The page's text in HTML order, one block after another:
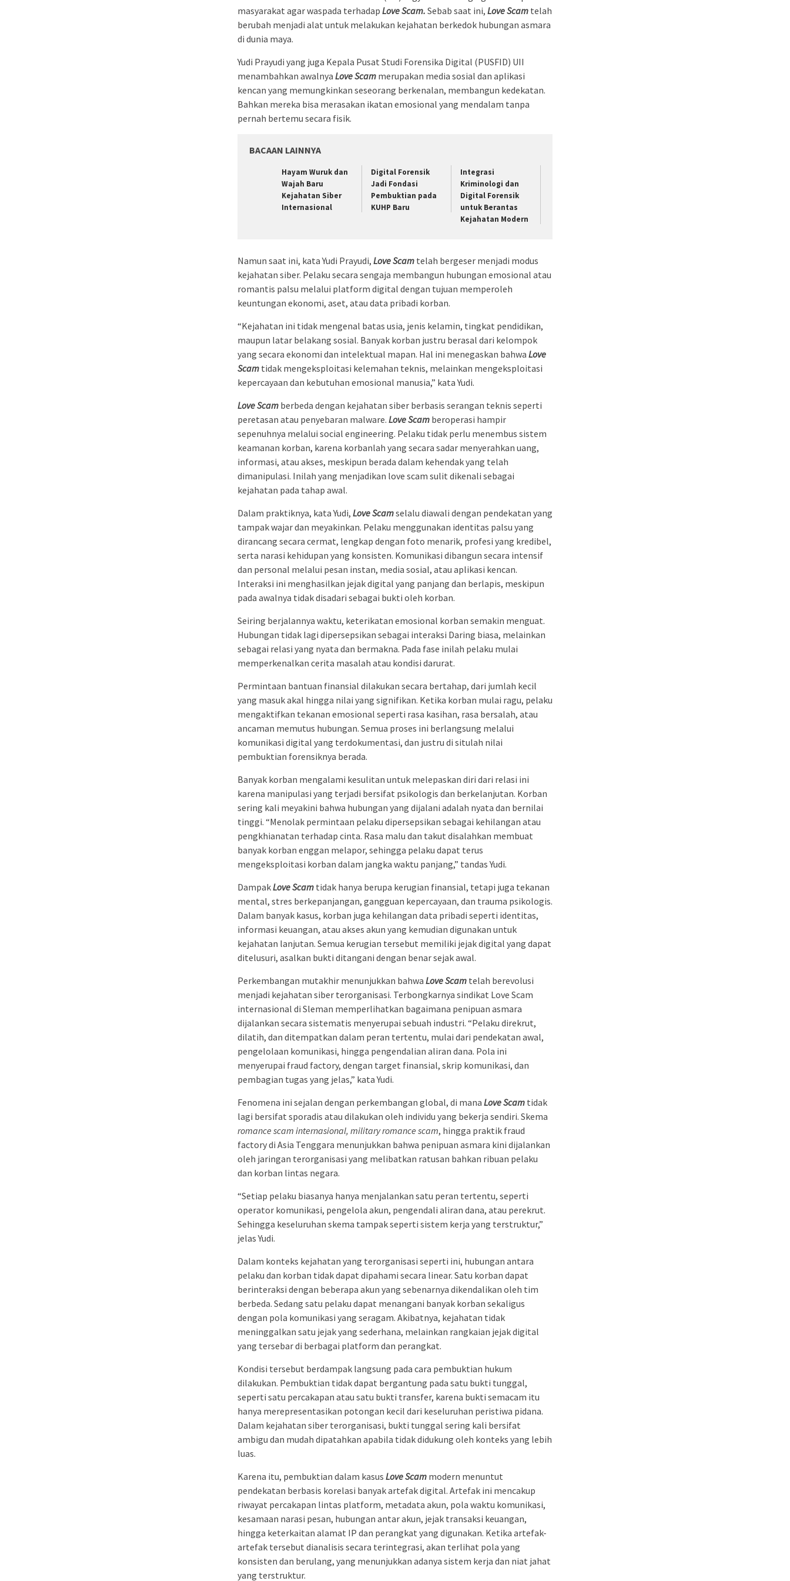
masyarakat agar waspada terhadap Love Scam. Sebab saat ini, Love Scam telah
berubah menjadi alat untuk melakukan kejahatan berkedok hubungan asmara
di dunia maya.
Yudi Prayudi yang juga Kepala Pusat Studi Forensika Digital (PUSFID) UII
menambahkan awalnya Love Scam merupakan media sosial dan aplikasi
kencan yang memungkinkan seseorang berkenalan, membangun kedekatan.
Bahkan mereka bisa merasakan ikatan emosional yang mendalam tanpa
pernah bertemu secara fisik.
BACAAN LAINNYA
Hayam Wuruk dan
Wajah Baru
Kejahatan Siber
Internasional
Digital Forensik
Jadi Fondasi
Pembuktian pada
KUHP Baru
Integrasi
Kriminologi dan
Digital Forensik
untuk Berantas
Kejahatan Modern
Namun saat ini, kata Yudi Prayudi, Love Scam telah bergeser menjadi modus
kejahatan siber. Pelaku secara sengaja membangun hubungan emosional atau
romantis palsu melalui platform digital dengan tujuan memperoleh
keuntungan ekonomi, aset, atau data pribadi korban.
“Kejahatan ini tidak mengenal batas usia, jenis kelamin, tingkat pendidikan,
maupun latar belakang sosial. Banyak korban justru berasal dari kelompok
yang secara ekonomi dan intelektual mapan. Hal ini menegaskan bahwa Love
Scam tidak mengeksploitasi kelemahan teknis, melainkan mengeksploitasi
kepercayaan dan kebutuhan emosional manusia,” kata Yudi.
Love Scam berbeda dengan kejahatan siber berbasis serangan teknis seperti
peretasan atau penyebaran malware. Love Scam beroperasi hampir
sepenuhnya melalui social engineering. Pelaku tidak perlu menembus sistem
keamanan korban, karena korbanlah yang secara sadar menyerahkan uang,
informasi, atau akses, meskipun berada dalam kehendak yang telah
dimanipulasi. Inilah yang menjadikan love scam sulit dikenali sebagai
kejahatan pada tahap awal.
Dalam praktiknya, kata Yudi, Love Scamselalu diawali dengan pendekatan yang
tampak wajar dan meyakinkan. Pelaku menggunakan identitas palsu yang
dirancang secara cermat, lengkap dengan foto menarik, profesi yang kredibel,
serta narasi kehidupan yang konsisten. Komunikasi dibangun secara intensif
dan personal melalui pesan instan, media sosial, atau aplikasi kencan.
Interaksi ini menghasilkan jejak digital yang panjang dan berlapis, meskipun
pada awalnya tidak disadari sebagai bukti oleh korban.
Seiring berjalannya waktu, keterikatan emosional korban semakin menguat.
Hubungan tidak lagi dipersepsikan sebagai interaksi Daring biasa, melainkan
sebagai relasi yang nyata dan bermakna. Pada fase inilah pelaku mulai
memperkenalkan cerita masalah atau kondisi darurat.
Permintaan bantuan finansial dilakukan secara bertahap, dari jumlah kecil
yang masuk akal hingga nilai yang signifikan. Ketika korban mulai ragu, pelaku
mengaktifkan tekanan emosional seperti rasa kasihan, rasa bersalah, atau
ancaman memutus hubungan. Semua proses ini berlangsung melalui
komunikasi digital yang terdokumentasi, dan justru di situlah nilai
pembuktian forensiknya berada.
Banyak korban mengalami kesulitan untuk melepaskan diri dari relasi ini
karena manipulasi yang terjadi bersifat psikologis dan berkelanjutan. Korban
sering kali meyakini bahwa hubungan yang dijalani adalah nyata dan bernilai
tinggi. “Menolak permintaan pelaku dipersepsikan sebagai kehilangan atau
pengkhianatan terhadap cinta. Rasa malu dan takut disalahkan membuat
banyak korban enggan melapor, sehingga pelaku dapat terus
mengeksploitasi korban dalam jangka waktu panjang,” tandas Yudi.
DampakLove Scam tidak hanya berupa kerugian finansial, tetapi juga tekanan
mental, stres berkepanjangan, gangguan kepercayaan, dan trauma psikologis.
Dalam banyak kasus, korban juga kehilangan data pribadi seperti identitas,
informasi keuangan, atau akses akun yang kemudian digunakan untuk
kejahatan lanjutan. Semua kerugian tersebut memiliki jejak digital yang dapat
ditelusuri, asalkan bukti ditangani dengan benar sejak awal.
Perkembangan mutakhir menunjukkan bahwa Love Scam telah berevolusi
menjadi kejahatan siber terorganisasi. Terbongkarnya sindikat Love Scam
internasional di Sleman memperlihatkan bagaimana penipuan asmara
dijalankan secara sistematis menyerupai sebuah industri. “Pelaku direkrut,
dilatih, dan ditempatkan dalam peran tertentu, mulai dari pendekatan awal,
pengelolaan komunikasi, hingga pengendalian aliran dana. Pola ini
menyerupai fraud factory, dengan target finansial, skrip komunikasi, dan
pembagian tugas yang jelas,” kata Yudi.
Fenomena ini sejalan dengan perkembangan global, di mana Love Scam tidak
lagi bersifat sporadis atau dilakukan oleh individu yang bekerja sendiri. Skema
romance scam internasional, military romance scam, hingga praktik fraud
factory di Asia Tenggara menunjukkan bahwa penipuan asmara kini dijalankan
oleh jaringan terorganisasi yang melibatkan ratusan bahkan ribuan pelaku
dan korban lintas negara.
“Setiap pelaku biasanya hanya menjalankan satu peran tertentu, seperti
operator komunikasi, pengelola akun, pengendali aliran dana, atau perekrut.
Sehingga keseluruhan skema tampak seperti sistem kerja yang terstruktur,”
jelas Yudi.
Dalam konteks kejahatan yang terorganisasi seperti ini, hubungan antara
pelaku dan korban tidak dapat dipahami secara linear. Satu korban dapat
berinteraksi dengan beberapa akun yang sebenarnya dikendalikan oleh tim
berbeda. Sedang satu pelaku dapat menangani banyak korban sekaligus
dengan pola komunikasi yang seragam. Akibatnya, kejahatan tidak
meninggalkan satu jejak yang sederhana, melainkan rangkaian jejak digital
yang tersebar di berbagai platform dan perangkat.
Kondisi tersebut berdampak langsung pada cara pembuktian hukum
dilakukan. Pembuktian tidak dapat bergantung pada satu bukti tunggal,
seperti satu percakapan atau satu bukti transfer, karena bukti semacam itu
hanya merepresentasikan potongan kecil dari keseluruhan peristiwa pidana.
Dalam kejahatan siber terorganisasi, bukti tunggal sering kali bersifat
ambigu dan mudah dipatahkan apabila tidak didukung oleh konteks yang lebih
luas.
Karena itu, pembuktian dalam kasus Love Scam modern menuntut
pendekatan berbasis korelasi banyak artefak digital. Artefak ini mencakup
riwayat percakapan lintas platform, metadata akun, pola waktu komunikasi,
kesamaan narasi pesan, hubungan antar akun, jejak transaksi keuangan,
hingga keterkaitan alamat IP dan perangkat yang digunakan. Ketika artefak-
artefak tersebut dianalisis secara terintegrasi, akan terlihat pola yang
konsisten dan berulang, yang menunjukkan adanya sistem kerja dan niat jahat
yang terstruktur.